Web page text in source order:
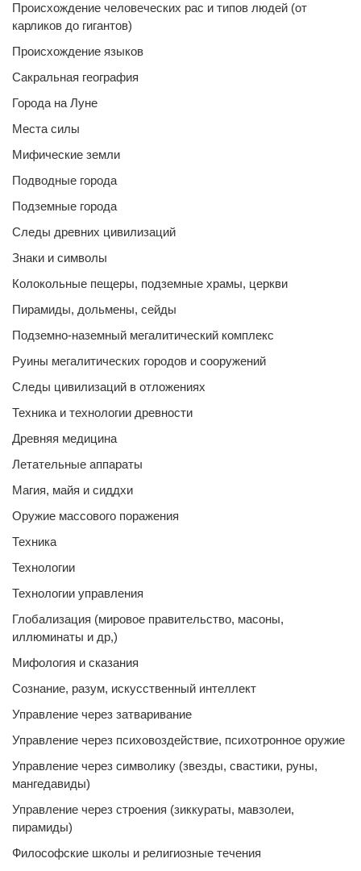
Происхождение человеческих рас и типов людей (от
карликов до гигантов)
Происхождение языков
Сакральная география
Города на Луне
Места силы
Мифические земли
Подводные города
Подземные города
Следы древних цивилизаций
Знаки и символы
Колокольные пещеры, подземные храмы, церкви
Пирамиды, дольмены, сейды
Подземно-наземный мегалитический комплекс
Руины мегалитических городов и сооружений
Следы цивилизаций в отложениях
Техника и технологии древности
Древняя медицина
Летательные аппараты
Магия, майя и сиддхи
Оружие массового поражения
Техника
Технологии
Технологии управления
Глобализация (мировое правительство, масоны,
иллюминаты и др,)
Мифология и сказания
Сознание, разум, искусственный интеллект
Управление через затваривание
Управление через психовоздействие, психотронное оружие
Управление через символику (звезды, свастики, руны,
мангедавиды)
Управление через строения (зиккураты, мавзолеи,
пирамиды)
Философские школы и религиозные течения